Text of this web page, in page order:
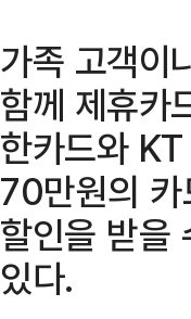
가족 고객이
함께 제휴카
한카드와
70만원의
할인을 받을
있다.